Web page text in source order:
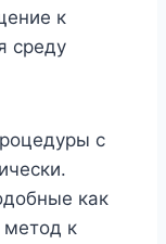
к
среду
с
как
метод к